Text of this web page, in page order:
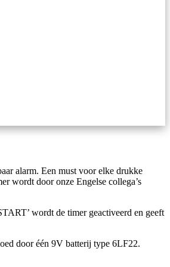
alarm. Een must voor elke drukke
wordt door onze Engelse collega’s
wordt de timer geactiveerd en geeft
door één 9V batterij type 6LF22.